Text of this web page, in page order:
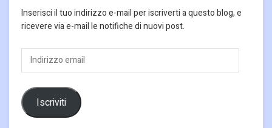
Inserisci il tuo indirizzo e-mail per iscriverti a questo blog, e
ricevere via e-mail le notifiche di nuovi post.
Indirizzo
email
Iscriviti